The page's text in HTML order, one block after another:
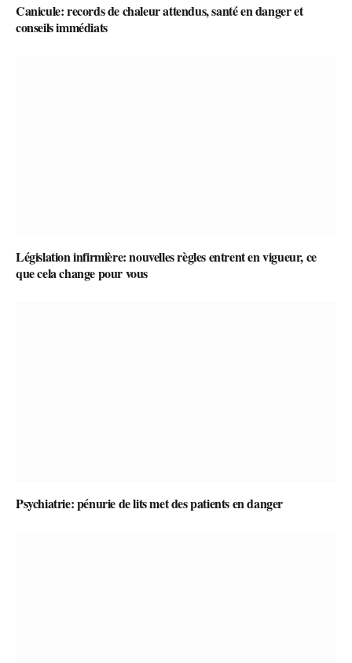
Canicule: records de chaleur attendus, santé en danger et
conseils immédiats
Législation infirmière: nouvelles règles entrent en vigueur, ce
que cela change pour vous
Psychiatrie: pénurie de lits met des patients en danger